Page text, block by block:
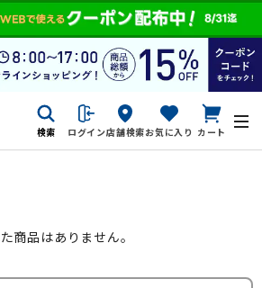
検索 ログイン店舗検索お気に入り カート
商品はありません。